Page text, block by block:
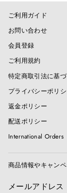
ご利用ガイド
お問い合わせ
会員登録
ご利用規約
特定商取引法に基
プライバシーポリ
返金ポリシー
配送ポリシー
International Orders
商品情報やキャン
ー
信